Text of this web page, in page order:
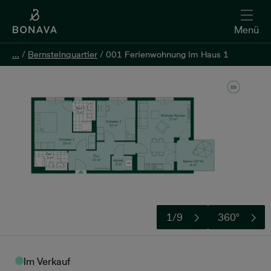
Menü
... / Bernsteinquartier / 001 Ferienwohnung im Haus 1
1/9 360°
Im Verkauf
... / Bernsteinquartier / 001 Ferienwohnung im Haus 1